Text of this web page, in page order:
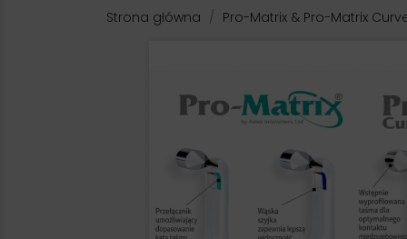
Strona główna Pro-Matrix & Pro-Matrix